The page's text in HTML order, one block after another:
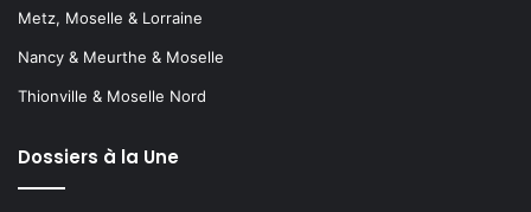
Metz, Moselle & Lorraine
Nancy & Meurthe & Moselle
Thionville & Moselle Nord
Dossiers à la Une